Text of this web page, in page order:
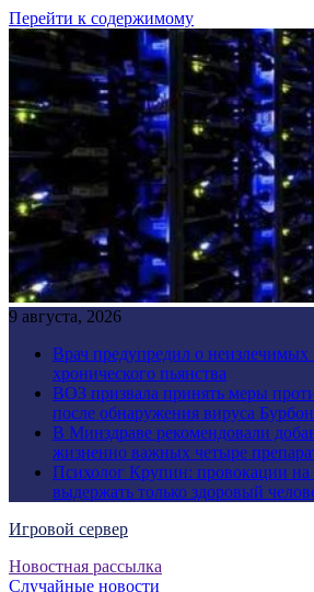
Перейти к содержимому
9 августа, 2026
Врач предупредил о неизлечимых
хронического пьянства
ВОЗ призвала принять меры
после обнаружения вируса
В Минздраве рекомендовали
жизненно важных четыре
Психолог Крупин: провокации на
выдержать только здоровый
Игровой сервер
Новостная рассылка
Случайные новости